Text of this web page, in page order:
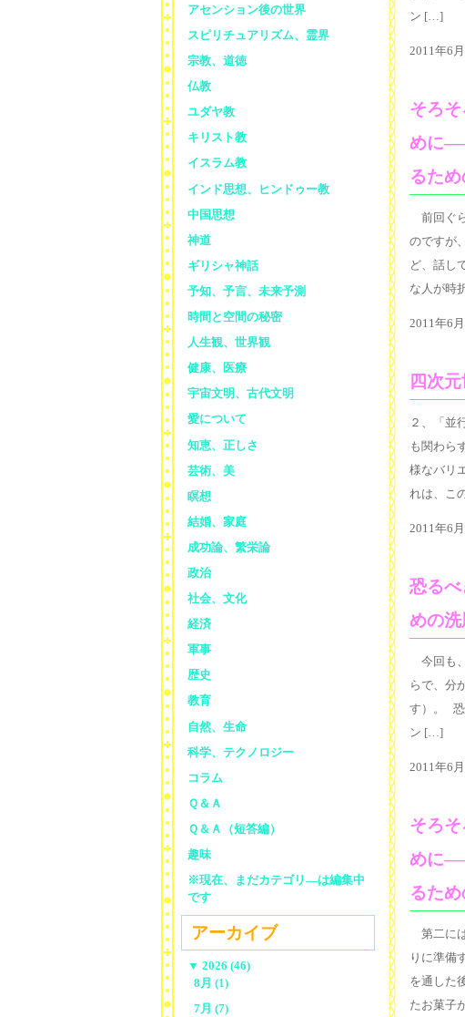
ン […]
2011年6
そろ
めに
るた
前回ぐ
のですが
ど、話し
な人が時
2011年6
四次
２、「並
も関わら
様なバリ
れは、こ
2011年6
恐る
めの
今回も
らで、分
す）。 恐
ン […]
2011年6
そろ
めに
るた
第二に
りに準備
を通した
たお菓子
アセンション後の世界
スピリチュアリズム、霊界
宗教、道徳
仏教
ユダヤ教
キリスト教
イスラム教
インド思想、ヒンドゥー教
中国思想
神道
ギリシャ神話
予知、予言、未来予測
時間と空間の秘密
人生観、世界観
健康、医療
宇宙文明、古代文明
愛について
知恵、正しさ
芸術、美
瞑想
結婚、家庭
成功論、繁栄論
政治
社会、文化
経済
軍事
歴史
教育
自然、生命
科学、テクノロジー
コラム
Ｑ＆Ａ
Ｑ＆Ａ（短答編）
趣味
※現在、まだカテゴリ—は編集中
です
アーカイブ
▼ 2026 (46)
8月 (1)
7月 (7)